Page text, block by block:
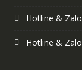
Hotline &
Hotline &